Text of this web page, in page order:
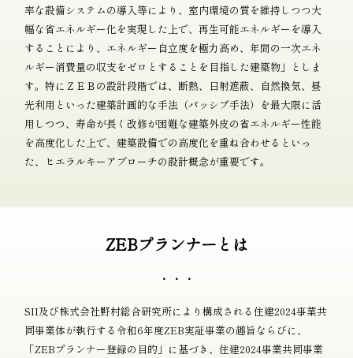
率な設備システムの導入等により、室内環境の質を維持しつつ大
幅な省エネルギー化を実現した上で、再生可能エネルギーを導入
することにより、エネルギー自立度を極力高め、年間の一次エネ
ルギー消費量の収支をゼロとすることを目指した建築物」としま
す。特にＺＥＢの設計段階では、断熱、日射遮蔽、自然換気、昼
光利用といった建築計画的な手法（パッシブ手法）を最大限に活
用しつつ、寿命が長く改修が困難な建築外皮の省エネルギー性能
を高度化した上で、建築設備での高度化を重ね合わせるといっ
た、ヒエラルキーアプローチの設計概念が重要です。
ZEBプランナーとは
・・・
SII及び株式会社野村総合研究所により構成される住建2024事業共
同事業体が執行する令和6年度ZEB実証事業の趣旨ならびに、
「ZEBプランナー登録の目的」に基づき、住建2024事業共同事業